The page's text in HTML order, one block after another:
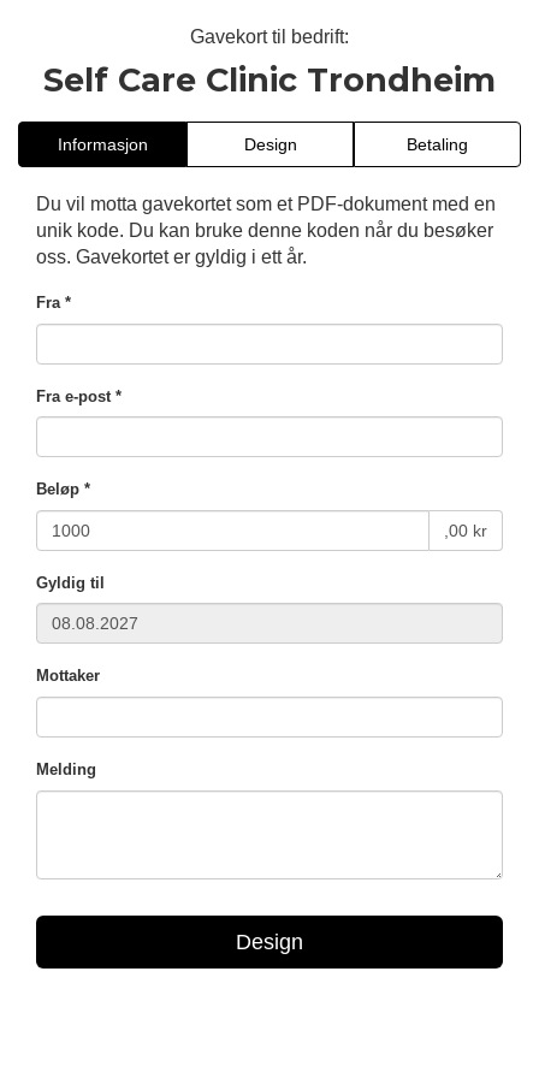
Gavekort til bedrift:
Self Care Clinic Trondheim
Informasjon Design Betaling
Du vil motta gavekortet som et PDF-dokument med en
unik kode. Du kan bruke denne koden når du besøker
oss. Gavekortet er gyldig i ett år.
Fra *
Fra e-post *
Beløp *
,00 kr
Gyldig til
Mottaker
Melding
Design